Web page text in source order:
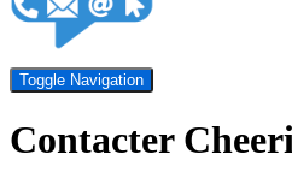
Toggle Navigation
Contacter